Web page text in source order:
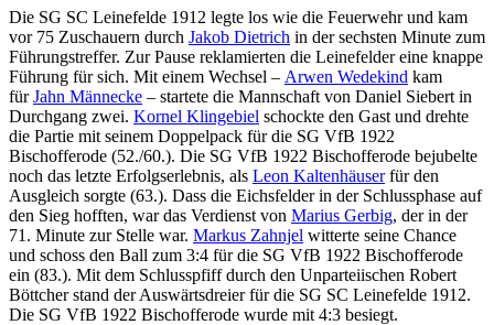
Die SG SC Leinefelde 1912 legte los wie die Feuerwehr und kam
vor 75 Zuschauern durch Jakob Dietrich in der sechsten Minute zum
Führungstreffer. Zur Pause reklamierten die Leinefelder eine knappe
Führung für sich. Mit einem Wechsel – Arwen Wedekind kam
fürJahn Männecke – startete die Mannschaft von Daniel Siebert in
Durchgang zwei. Kornel Klingebiel schockte den Gast und drehte
die Partie mit seinem Doppelpack für die SG VfB 1922
Bischofferode (52./60.). Die SG VfB 1922 Bischofferode bejubelte
noch das letzte Erfolgserlebnis, als Leon Kaltenhäuserfür den
Ausgleich sorgte (63.). Dass die Eichsfelder in der Schlussphase auf
den Sieg hofften, war das Verdienst von Marius Gerbig, der in der
71. Minute zur Stelle war. Markus Zahnjel witterte seine Chance
und schoss den Ball zum 3:4 für die SG VfB 1922 Bischofferode
ein (83.). Mit dem Schlusspfiff durch den Unparteiischen Robert
Böttcher stand der Auswärtsdreier für die SG SC Leinefelde 1912.
Die SG VfB 1922 Bischofferode wurde mit 4:3 besiegt.